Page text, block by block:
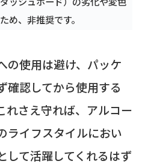
め、非推奨です。
の使用は避け、パッケ
確認してから使用する
れさえ守れば、アルコー
ライフスタイルにおい
して活躍してくれるはず